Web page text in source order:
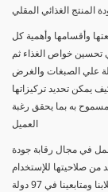
المنتج الغذائي المقلي
وأقسامها وأهمية كل
خواص الغذاء ثم
علي الصبغات والغرض
يمكن تحديد تركيزاتها
به بما يحقق رغبة
العميل
في مجال رقابة جودة
من صلاحيتها للإستخدام
من خلال محاضرات تم تسجيلها بطريقة بسيطة وتناسب طلابنا ومتابعينا في 97 دولة